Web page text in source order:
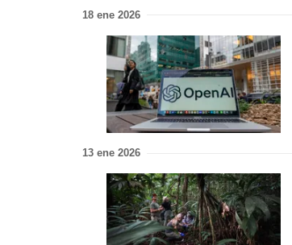
18 ene 2026
13 ene 2026